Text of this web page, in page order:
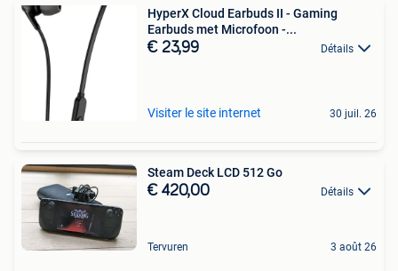
HyperX Cloud Earbuds II - Gaming
Earbuds met Microfoon -...
€ 23,99 Détails
Visiter le site internet 30 juil. 26
Steam Deck LCD 512 Go
€ 420,00 Détails
Tervuren 3 août 26